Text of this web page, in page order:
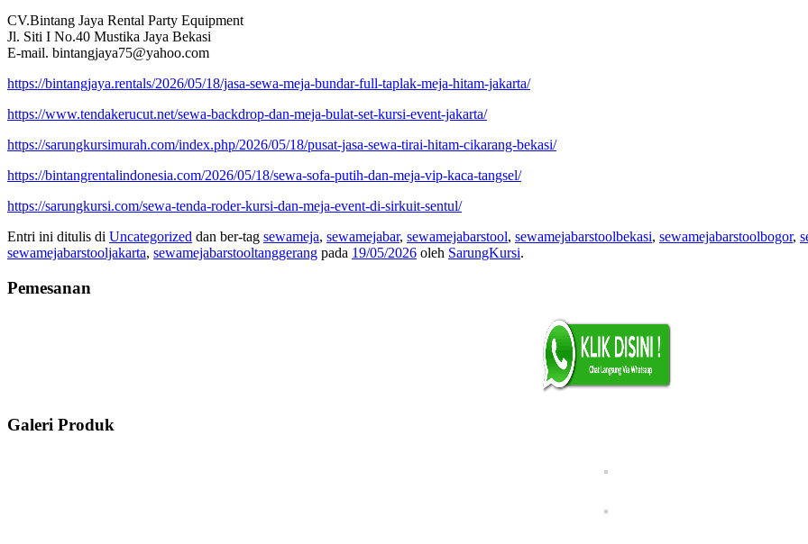
CV.Bintang Jaya Rental Party Equipment
Jl. Siti I No.40 Mustika Jaya Bekasi
E-mail. bintangjaya75@yahoo.com
https://bintangjaya.rentals/2026/05/18/jasa-sewa-meja-bundar-full-taplak-meja-hitam-jakarta/
https://www.tendakerucut.net/sewa-backdrop-dan-meja-bulat-set-kursi-event-jakarta/
https://sarungkursimurah.com/index.php/2026/05/18/pusat-jasa-sewa-tirai-hitam-cikarang-bekasi/
https://bintangrentalindonesia.com/2026/05/18/sewa-sofa-putih-dan-meja-vip-kaca-tangsel/
https://sarungkursi.com/sewa-tenda-roder-kursi-dan-meja-event-di-sirkuit-sentul/
Entri ini ditulis di Uncategorized dan ber-tag sewameja, sewamejabar, sewamejabarstool, sewamejabarstoolbekasi, sewamejabarstoolbogor,
sewamejabarstooljakarta, sewamejabarstooltanggerang pada 19/05/2026 oleh SarungKursi.
Pemesanan
Galeri Produk